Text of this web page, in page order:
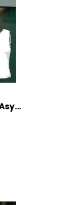
E-Book JULIANA MARTEJEVS Asymmetrisches Top Oberteil